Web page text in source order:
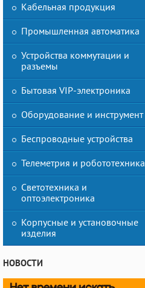
Кабельная продукция
Промышленная автоматика
Устройства коммутации и
разъемы
Бытовая VIP-электроника
Оборудование и инструмент
Беспроводные устройства
Телеметрия и робототехника
Светотехника и
оптоэлектроника
Корпусные и установочные
изделия
НОВОСТИ